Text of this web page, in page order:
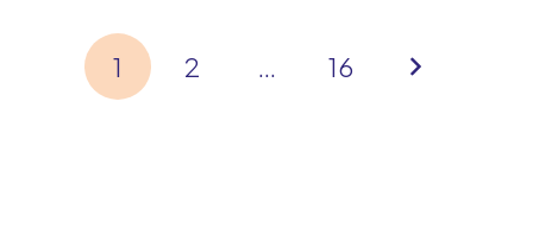
1 2 … 16